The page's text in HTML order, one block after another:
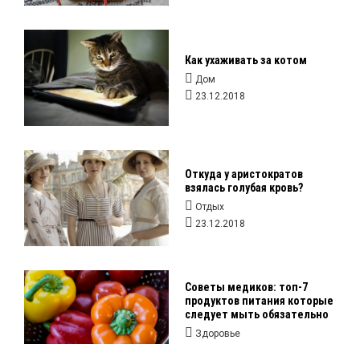
Как ухаживать за котом
Дом
23.12.2018
Откуда у аристократов
взялась голубая кровь?
Отдых
23.12.2018
Советы медиков: топ-7
продуктов питания которые
следует мыть обязательно
Здоровье